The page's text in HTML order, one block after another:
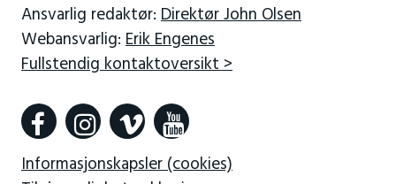
Ansvarlig redaktør: Direktør John Olsen
Webansvarlig: Erik Engenes
Fullstendig kontaktoversikt >
Informasjonskapsler (cookies)